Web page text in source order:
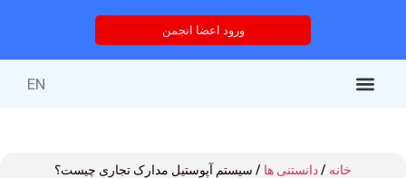
ورود اعضا انجمن
EN
خانه /دانستنی ها / سیستم آپوستیل مدارک تجاری چیست؟